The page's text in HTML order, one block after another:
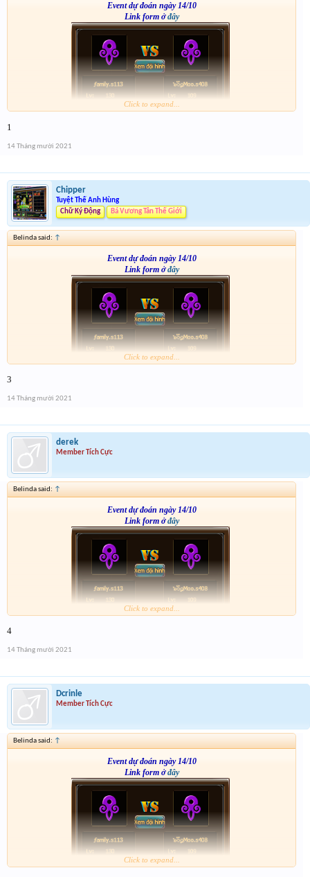
Event dự đoán ngày 14/10
Link form ởđây
Click to expand...
1
14 Tháng mười 2021
Chipper
Tuyệt Thế Anh Hùng
Chữ Ký Động
Bá Vương Tân Thế Giới
Belinda said: ↑
Event dự đoán ngày 14/10
Link form ởđây
Click to expand...
3
14 Tháng mười 2021
derek
Member Tích Cực
Belinda said: ↑
Event dự đoán ngày 14/10
Link form ởđây
Click to expand...
4
14 Tháng mười 2021
Dcrinle
Member Tích Cực
Belinda said: ↑
Event dự đoán ngày 14/10
Link form ởđây
Click to expand...